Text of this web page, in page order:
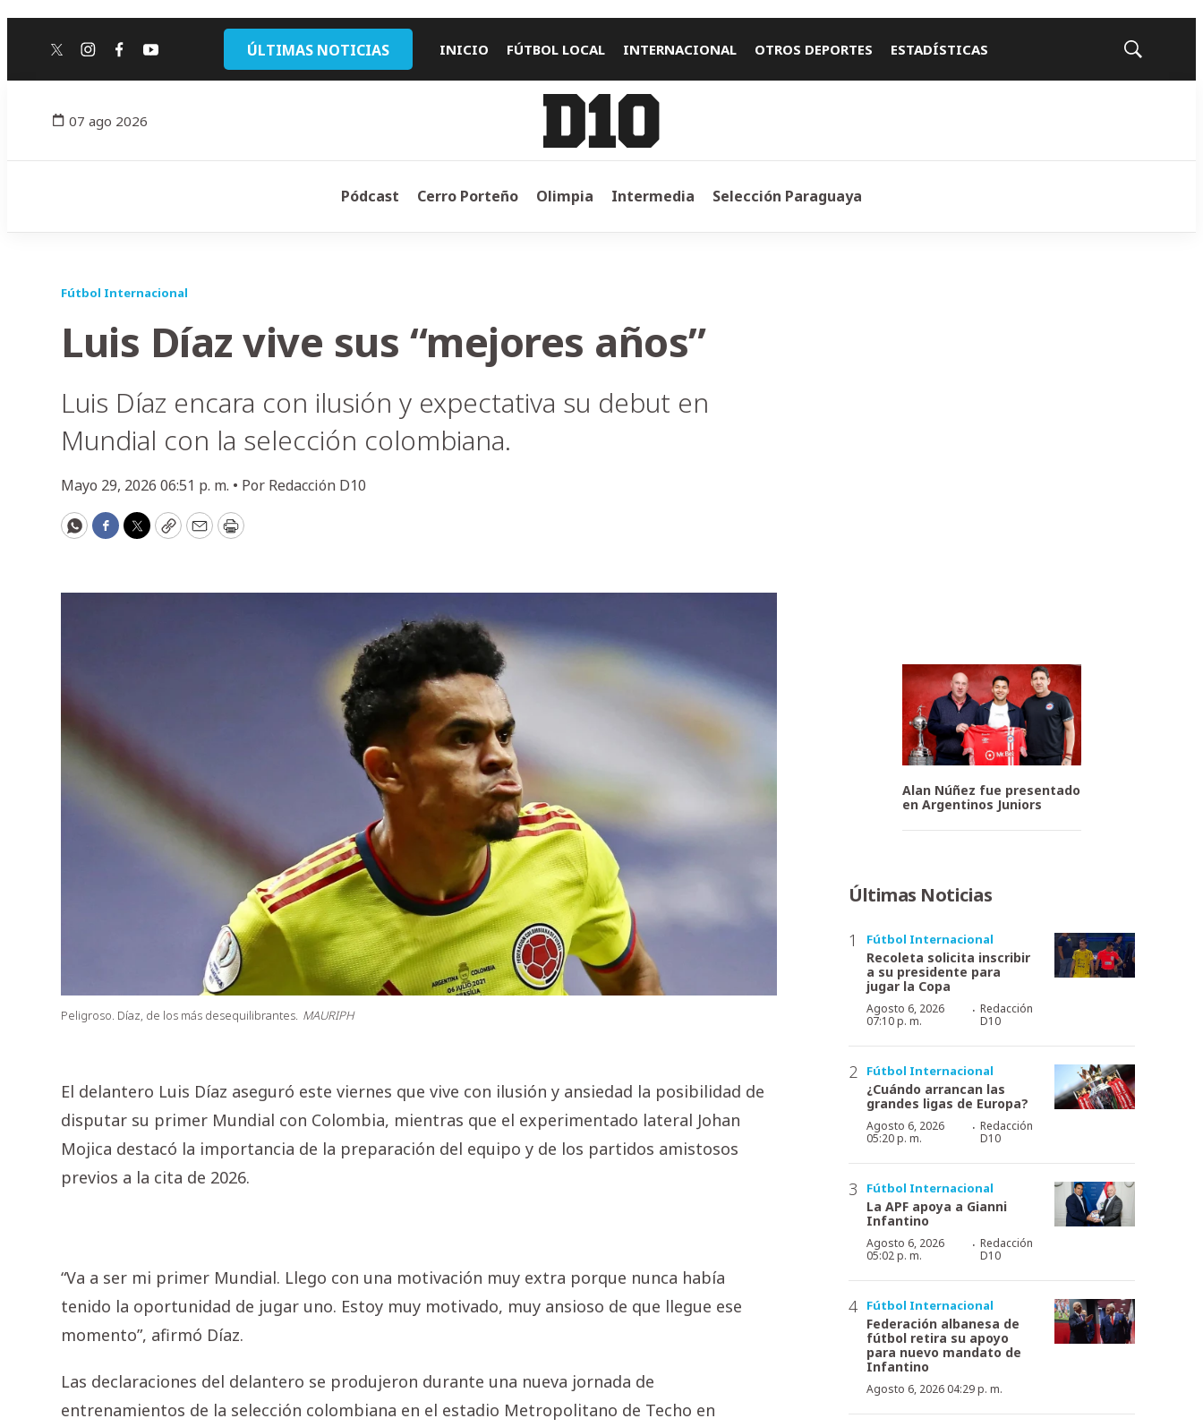
twitterinstagram
facebook
youtube ÚLTIMAS NOTICIAS INICIO FÚTBOL LOCAL INTERNACIONAL OTROS DEPORTES ESTADÍSTICAS
Mostrar
07 ago 2026
Pódcast Cerro Porteño Olimpia Intermedia Selección Paraguaya
Fútbol Internacional
Luis Díaz vive sus “mejores años”
Luis Díaz encara con ilusión y expectativa su debut en
Mundial con la selección colombiana.
Mayo 29, 2026 06:51 p. m. • Por Redacción D10
WhatsApp
Facebook
Twitter
CopyEmailPrint
Peligroso. Díaz, de los más desequilibrantes. MAURIPH
El delantero Luis Díaz aseguró este viernes que vive con ilusión y ansiedad la posibilidad de
disputar su primer Mundial con Colombia, mientras que el experimentado lateral Johan
Mojica destacó la importancia de la preparación del equipo y de los partidos amistosos
previos a la cita de 2026.
“Va a ser mi primer Mundial. Llego con una motivación muy extra porque nunca había
tenido la oportunidad de jugar uno. Estoy muy motivado, muy ansioso de que llegue ese
momento”, afirmó Díaz.
Las declaraciones del delantero se produjeron durante una nueva jornada de
entrenamientos de la selección colombiana en el estadio Metropolitano de Techo en
Alan Núñez fue presentado
en Argentinos Juniors
Últimas Noticias
Fútbol Internacional
Recoleta solicita inscribir
a su presidente para
jugar la Copa
Agosto 6, 2026
07:10 p. m.
· Redacción
D10
Fútbol Internacional
¿Cuándo arrancan las
grandes ligas de Europa?
Agosto 6, 2026
05:20 p. m.
· Redacción
D10
Fútbol Internacional
La APF apoya a Gianni
Infantino
Agosto 6, 2026
05:02 p. m.
· Redacción
D10
Fútbol Internacional
Federación albanesa de
fútbol retira su apoyo
para nuevo mandato de
Infantino
Agosto 6, 2026 04:29 p. m.